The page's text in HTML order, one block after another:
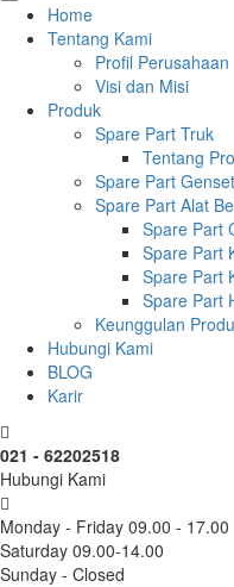
Home
Tentang Kami
Profil Perusahaan
Visi dan Misi
Produk
Spare Part Truk
Tentang
Spare Part Genset
Spare Part Alat
Spare Part
Spare Part
Spare Part
Spare Part
Keunggulan
Hubungi Kami
BLOG
Karir
021 - 62202518
Hubungi Kami
Monday - Friday 09.00 - 17.00
Saturday 09.00-14.00
Sunday - Closed